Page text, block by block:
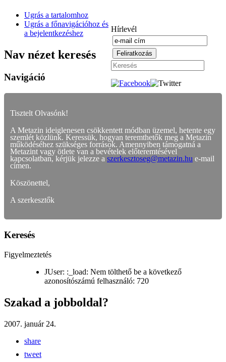
Hírlevél
Ugrás a tartalomhoz
Ugrás a főnavigációhoz és
a bejelentkezéshez
Nav nézet keresés
Navigáció
Tisztelt Olvasónk!
A Metazin ideiglenesen csökkentett módban üzemel, hetente egy
szemlét közlünk. Keressük, hogyan teremthetők meg a Metazin
működéséhez szükséges források. Amennyiben támogatná a
Metazint vagy ötlete van a bevételek előteremtésével
kapcsolatban, kérjük jelezze a szerkesztoseg@metazin.hu e-mail
címen.
Köszönettel,
A szerkesztők
Keresés
Figyelmeztetés
JUser: :_load: Nem tölthető be a következő
azonosítószámú felhasználó: 720
Szakad a jobboldal?
2007. január 24.
share
tweet